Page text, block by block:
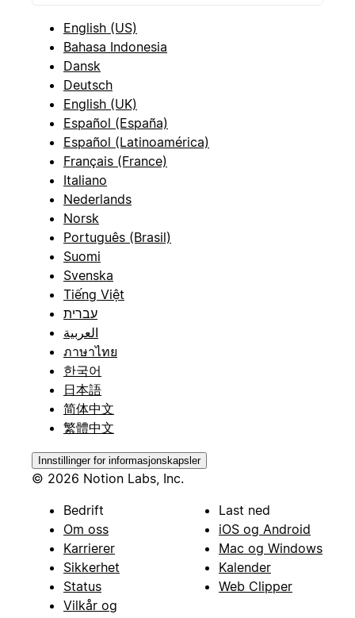
English (US)
Bahasa Indonesia
Dansk
Deutsch
English (UK)
Español (España)
Español (Latinoamérica)
Français (France)
Italiano
Nederlands
Norsk
Português (Brasil)
Suomi
Svenska
Tiếng Việt
עברית
العربية
ภาษาไทย
한국어
日本語
简体中文
繁體中文
Innstillinger for informasjonskapsler
© 2026 Notion Labs, Inc.
Bedrift
Om oss
Karrierer
Sikkerhet
Status
Vilkår og
Last ned
iOS og Android
Mac og Windows
Kalender
Web Clipper